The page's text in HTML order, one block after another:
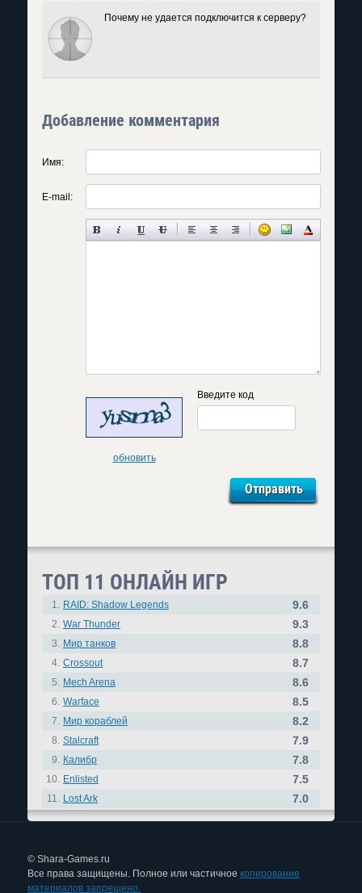
Почему не удается подключится к серверу?
Добавление комментария
Имя:
E-mail:
обновить
Введите код
ТОП 11 ОНЛАЙН ИГР
1. RAID: Shadow Legends 9.6
2. War Thunder 9.3
3. Мир танков 8.8
4. Crossout 8.7
5. Mech Arena 8.6
6. Warface 8.5
7. Мир кораблей 8.2
8. Stalcraft 7.9
9. Калибр 7.8
10. Enlisted 7.5
11. Lost Ark 7.0
© Shara-Games.ru
Все права защищены. Полное или частичное копирование
материалов запрещено.